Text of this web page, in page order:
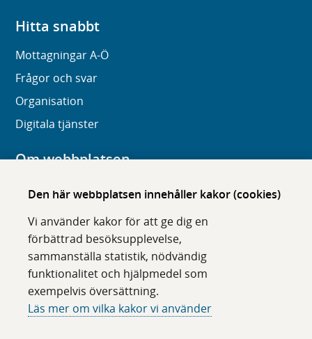
Den här webbplatsen innehåller kakor (cookies)
Vi använder kakor för att ge dig en
förbättrad besöksupplevelse,
sammanställa statistik, nödvändig
funktionalitet och hjälpmedel som
exempelvis översättning.
Läs mer om vilka kakor vi använder
Hitta snabbt
Mottagningar A-Ö
Frågor och svar
Organisation
Digitala tjänster
Om webbplatsen
Om karolinska.se
Tillgänglighet
Om cookies
Följ oss i sociala medier